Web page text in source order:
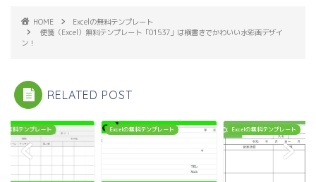
HOME
Excelの無料テンプレート
便箋（Excel）無料テンプレート「01537」は横書きでかわいい水彩画デザイ
ン！
RELATED POST
無料テンプレート Excelの無料テンプレート Excelの無料テンプレート